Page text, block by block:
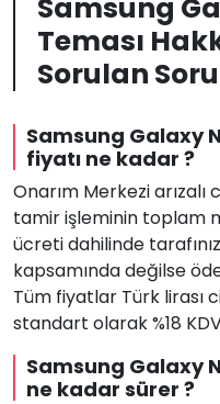
Samsung
Teması
Sorulan
Samsung Galaxy
fiyatı ne kadar ?
Onarım Merkezi arızalı
tamir işleminin toplam
ücreti dahilinde
kapsamında değilse
Tüm fiyatlar Türk lirası
standart olarak %18
Samsung Galaxy
ne kadar sürer ?